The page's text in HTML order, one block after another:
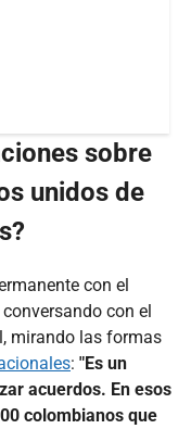
sobre
unidos de
con el
con el
mirando las formas
: "Es un
acuerdos. En esos
colombianos que